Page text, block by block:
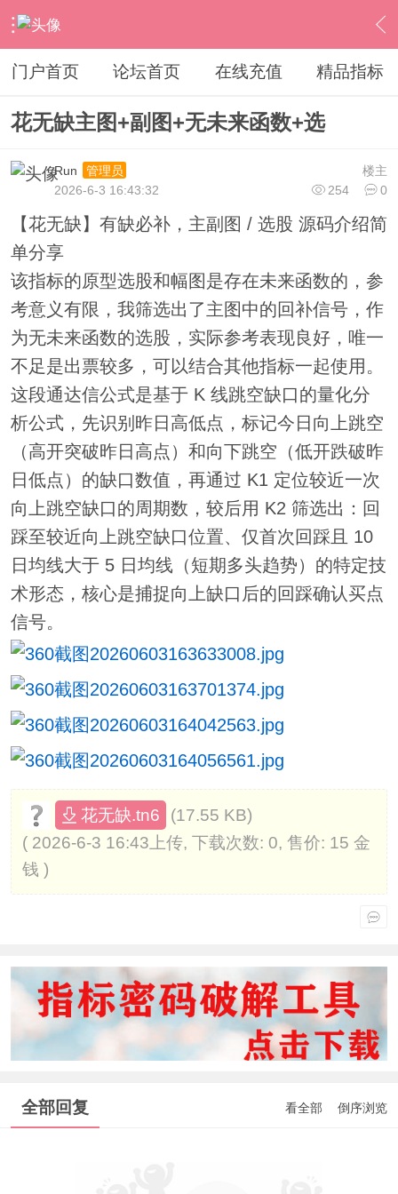
› 通达信指标公式 › 综合指标 › 内容
门户首页 论坛首页 在线充值 精品指标
花无缺主图+副图+无未来函数+选
楼主
Run
管理员
254
0
2026-6-3 16:43:32
【花无缺】有缺必补，主副图 / 选股 源码介绍简
单分享
该指标的原型选股和幅图是存在未来函数的，参
考意义有限，我筛选出了主图中的回补信号，作
为无未来函数的选股，实际参考表现良好，唯一
不足是出票较多，可以结合其他指标一起使用。
这段通达信公式是基于 K 线跳空缺口的量化分
析公式，先识别昨日高低点，标记今日向上跳空
（高开突破昨日高点）和向下跳空（低开跌破昨
日低点）的缺口数值，再通过 K1 定位较近一次
向上跳空缺口的周期数，较后用 K2 筛选出：回
踩至较近向上跳空缺口位置、仅首次回踩且 10
日均线大于 5 日均线（短期多头趋势）的特定技
术形态，核心是捕捉向上缺口后的回踩确认买点
信号。
花无缺.tn6
(17.55 KB)
( 2026-6-3 16:43上传, 下载次数: 0, 售价: 15 金
钱 )
全部回复 看全部 倒序浏览